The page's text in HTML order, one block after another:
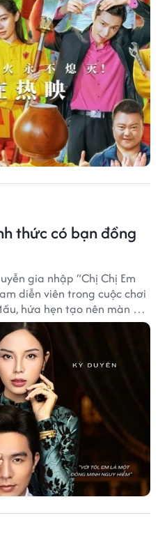
thức có bạn đồng
gia nhập “Chị Chị Em
diễn viên trong cuộc chơi
hứa hẹn tạo nên màn kết